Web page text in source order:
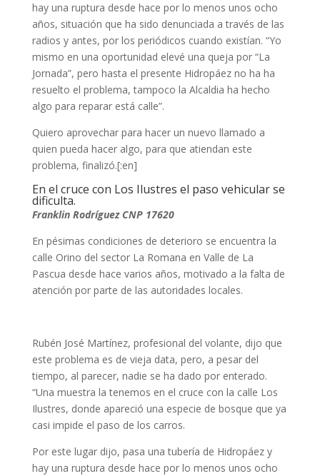
hay una ruptura desde hace por lo menos unos ocho
años, situación que ha sido denunciada a través de las
radios y antes, por los periódicos cuando existían. “Yo
mismo en una oportunidad elevé una queja por “La
Jornada”, pero hasta el presente Hidropáez no ha ha
resuelto el problema, tampoco la Alcaldia ha hecho
algo para reparar está calle”.
Quiero aprovechar para hacer un nuevo llamado a
quien pueda hacer algo, para que atiendan este
problema, finalizó.[:en]
En el cruce con Los Ilustres el paso vehicular se
dificulta.
Franklin Rodríguez CNP 17620
En pésimas condiciones de deterioro se encuentra la
calle Orino del sector La Romana en Valle de La
Pascua desde hace varios años, motivado a la falta de
atención por parte de las autoridades locales.
Rubén José Martínez, profesional del volante, dijo que
este problema es de vieja data, pero, a pesar del
tiempo, al parecer, nadie se ha dado por enterado.
“Una muestra la tenemos en el cruce con la calle Los
Ilustres, donde apareció una especie de bosque que ya
casi impide el paso de los carros.
Por este lugar dijo, pasa una tubería de Hidropáez y
hay una ruptura desde hace por lo menos unos ocho